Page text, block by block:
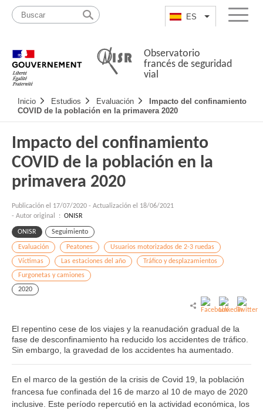
Pasar
contenido
Mapa
web
ES List additional
Menu
Observatorio
francés de seguridad
vial
Navigation
principale
Inicio Estudios Evaluación
Impacto del confinamiento
COVID de la población en la primavera 2020
Impacto del confinamiento
COVID de la población en la
primavera 2020
Publicación el 17/07/2020 - Actualización el 18/06/2021
- Autor original : ONISR
ONISR Seguimiento
Evaluación Peatones
Usuarios motorizados de 2-3 ruedas
Víctimas
Las estaciones del año
Tráfico y desplazamientos
Furgonetas y camiones
2020
El repentino cese de los viajes y la reanudación gradual de la
fase de desconfinamiento ha reducido los accidentes de tráfico.
Sin embargo, la gravedad de los accidentes ha aumentado.
En el marco de la gestión de la crisis de Covid 19, la población
francesa fue confinada del 16 de marzo al 10 de mayo de 2020
inclusive. Este período repercutió en la actividad económica, los